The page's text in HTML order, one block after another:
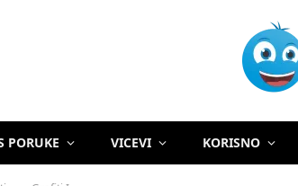
PORUKE VICEVI KORISNO